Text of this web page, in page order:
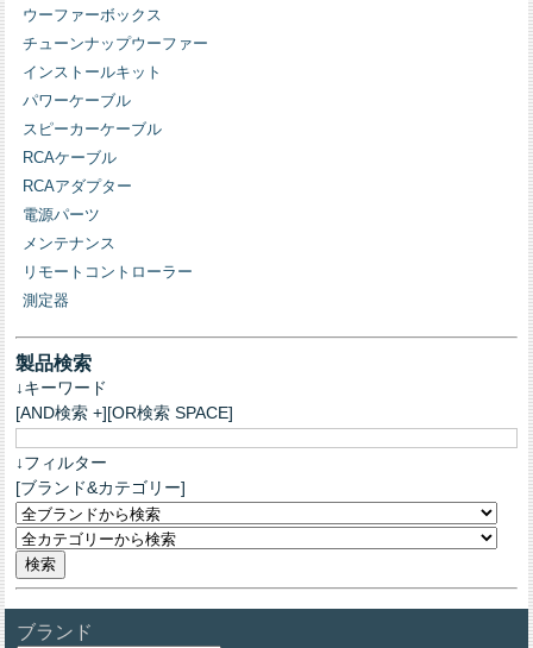
ウーファーボックス
チューンナップウーファー
インストールキット
パワーケーブル
スピーカーケーブル
RCAケーブル
RCAアダプター
電源パーツ
メンテナンス
リモートコントローラー
測定器
製品検索
↓キーワード
[AND検索 +][OR検索 SPACE]
↓フィルター
[ブランド&カテゴリー]
ブランド